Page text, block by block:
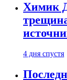
Химик
4 дня спустя